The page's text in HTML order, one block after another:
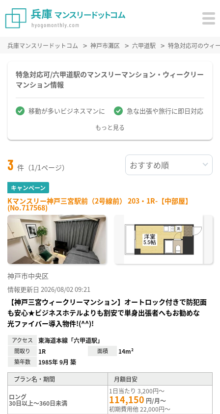
兵庫マンスリードットコム 神戸市灘区 六甲道駅 特急対応可のウィ
特急対応可/六甲道駅のマンスリーマンション・ウィークリー
マンション情報
移動が多いビジネスマンに 急な出張や旅行に即日対応
もっと見る
3 件（1/1ページ）
キャンペーン
Kマンスリー神戸三宮駅前（2号線前） 203・1R-【中部屋】
(No.717568)
神戸市中央区
情報更新日 2026/08/02 09:21
【神戸三宮ウィークリーマンション】オートロック付きで防犯面
も安心★ビジネスホテルよりも割安で単身出張者へもお勧めな
光ファイバー導入物件!(^^)!
アクセス 東海道本線「六甲道駅」
間取り 1R 面積 14m²
築年数 1985年 9月 築
プラン名・期間 月額目安
ロング
30日以上～360日未満
1日当たり 3,200円～
114,150 円/月～
初期費用他 22,000円～